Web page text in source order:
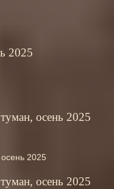
2025
осень 2025
2025
осень 2025